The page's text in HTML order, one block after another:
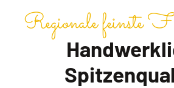
Regionale feinste